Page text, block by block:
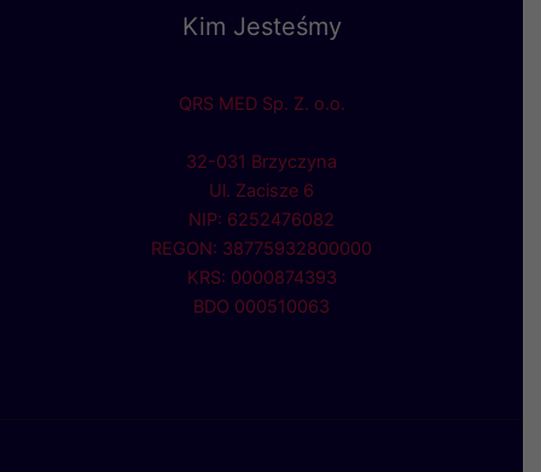
Kim Jesteśmy
QRS MED Sp. Z. o.o.
32-031 Brzyczyna
Ul. Zacisze 6
NIP: 6252476082
REGON: 38775932800000
KRS: 0000874393
BDO 000510063